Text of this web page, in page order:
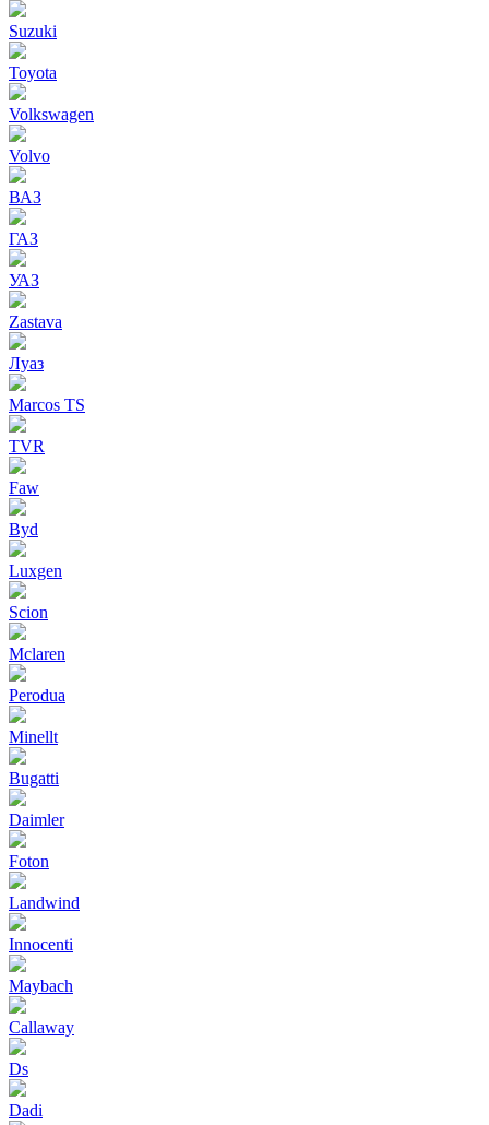
Suzuki
Toyota
Volkswagen
Volvo
ВАЗ
ГАЗ
УАЗ
Zastava
Луаз
Marcos TS
TVR
Faw
Byd
Luxgen
Scion
Mclaren
Perodua
Minellt
Bugatti
Daimler
Foton
Landwind
Innocenti
Maybach
Callaway
Ds
Dadi